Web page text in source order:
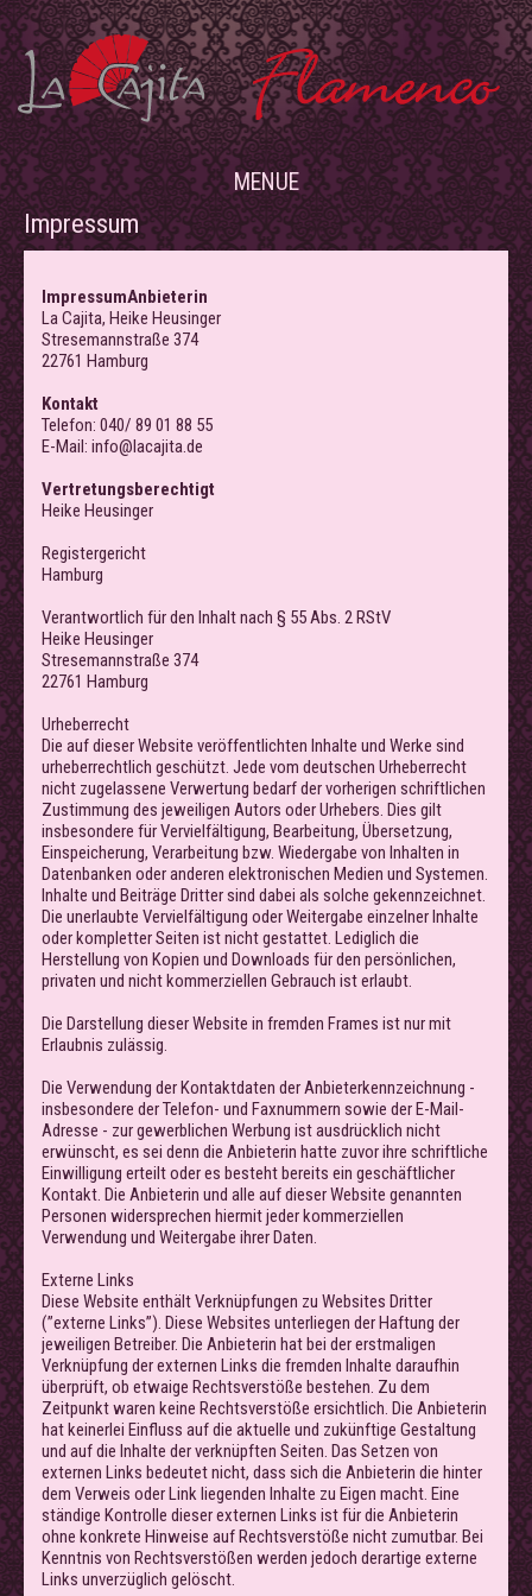
MENUE
Impressum
ImpressumAnbieterin
La Cajita, Heike Heusinger
Stresemannstraße 374
22761 Hamburg
Kontakt
Telefon: 040/ 89 01 88 55
E-Mail: info@lacajita.de
Vertretungsberechtigt
Heike Heusinger
Registergericht
Hamburg
Verantwortlich für den Inhalt nach § 55 Abs. 2 RStV
Heike Heusinger
Stresemannstraße 374
22761 Hamburg
Urheberrecht
Die auf dieser Website veröffentlichten Inhalte und Werke sind
urheberrechtlich geschützt. Jede vom deutschen Urheberrecht
nicht zugelassene Verwertung bedarf der vorherigen schriftlichen
Zustimmung des jeweiligen Autors oder Urhebers. Dies gilt
insbesondere für Vervielfältigung, Bearbeitung, Übersetzung,
Einspeicherung, Verarbeitung bzw. Wiedergabe von Inhalten in
Datenbanken oder anderen elektronischen Medien und Systemen.
Inhalte und Beiträge Dritter sind dabei als solche gekennzeichnet.
Die unerlaubte Vervielfältigung oder Weitergabe einzelner Inhalte
oder kompletter Seiten ist nicht gestattet. Lediglich die
Herstellung von Kopien und Downloads für den persönlichen,
privaten und nicht kommerziellen Gebrauch ist erlaubt.
Die Darstellung dieser Website in fremden Frames ist nur mit
Erlaubnis zulässig.
Die Verwendung der Kontaktdaten der Anbieterkennzeichnung -
insbesondere der Telefon- und Faxnummern sowie der E-Mail-
Adresse - zur gewerblichen Werbung ist ausdrücklich nicht
erwünscht, es sei denn die Anbieterin hatte zuvor ihre schriftliche
Einwilligung erteilt oder es besteht bereits ein geschäftlicher
Kontakt. Die Anbieterin und alle auf dieser Website genannten
Personen widersprechen hiermit jeder kommerziellen
Verwendung und Weitergabe ihrer Daten.
Externe Links
Diese Website enthält Verknüpfungen zu Websites Dritter
(”externe Links”). Diese Websites unterliegen der Haftung der
jeweiligen Betreiber. Die Anbieterin hat bei der erstmaligen
Verknüpfung der externen Links die fremden Inhalte daraufhin
überprüft, ob etwaige Rechtsverstöße bestehen. Zu dem
Zeitpunkt waren keine Rechtsverstöße ersichtlich. Die Anbieterin
hat keinerlei Einfluss auf die aktuelle und zukünftige Gestaltung
und auf die Inhalte der verknüpften Seiten. Das Setzen von
externen Links bedeutet nicht, dass sich die Anbieterin die hinter
dem Verweis oder Link liegenden Inhalte zu Eigen macht. Eine
ständige Kontrolle dieser externen Links ist für die Anbieterin
ohne konkrete Hinweise auf Rechtsverstöße nicht zumutbar. Bei
Kenntnis von Rechtsverstößen werden jedoch derartige externe
Links unverzüglich gelöscht.